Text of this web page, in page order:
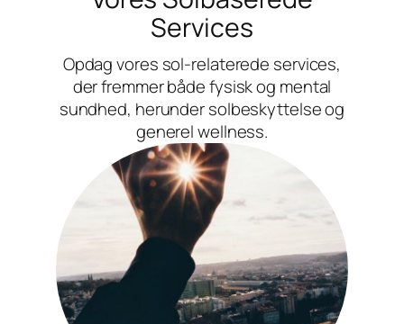
Services
Opdag vores sol-relaterede services,
der fremmer både fysisk og mental
sundhed, herunder solbeskyttelse og
generel wellness.